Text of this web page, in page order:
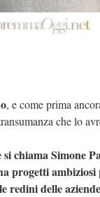
, e come prima
che lo
si chiama Simone
progetti ambiziosi
redini delle